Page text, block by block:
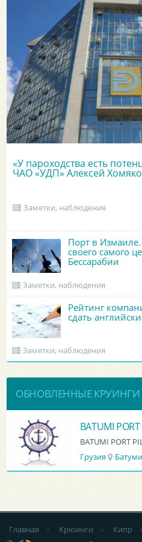
«У пароходства есть
ЧАО «УДП» Алексей
Заметки, наблюдения
Порт в Измаиле.
своего самого
Бессарабии
Заметки, наблюдения
Рейтинг
сдать
Заметки, наблюдения
ОБНОВЛЕННЫЕ КРУИНГИ
BATUMI
BATUMI PORT
Грузия
Батуми
Главная › Крюинги › Кипр ›